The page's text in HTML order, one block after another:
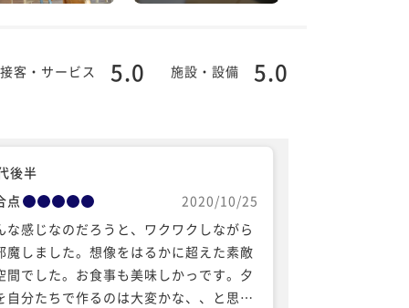
接客・サービス 5.0 施設・設備 5.0
後半
点
2020/10/25
な感じなのだろうと、ワクワクしながら
魔しました。想像をはるかに超えた素敵
間でした。お食事も美味しかっです。夕
自分たちで作るのは大変かな、、と思っ